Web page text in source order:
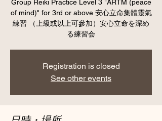
Group Reiki Practice Level 3 "ARTM (peace
of mind)" for 3rd or above 安心立命集體靈氣
練習 （上級或以上可參加）安心立命を深め
る練習会
Registration is closed
See other events